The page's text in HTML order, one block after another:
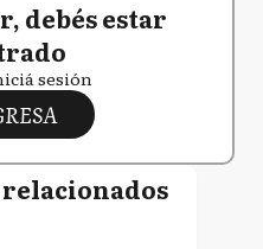
debés estar
sesión